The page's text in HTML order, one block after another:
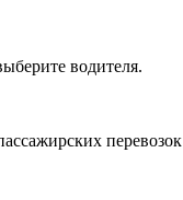
водителя.
перевозок